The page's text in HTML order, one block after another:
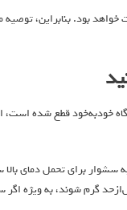
بود. بنابراین، توصیه
قطع شده است،
گرم شوند، به ویژه